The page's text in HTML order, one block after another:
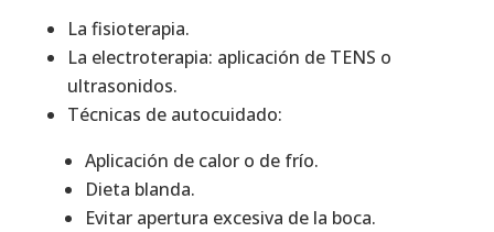
La fisioterapia.
La electroterapia: aplicación de TENS o
ultrasonidos.
Técnicas de autocuidado:
Aplicación de calor o de frío.
Dieta blanda.
Evitar apertura excesiva de la boca.